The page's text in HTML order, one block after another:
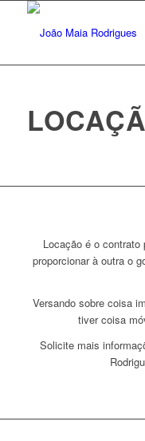
Locação é o
proporcionar à outra o
Versando sobre coisa
tiver coisa
Solicite mais